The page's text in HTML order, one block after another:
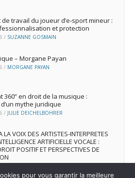
travail du joueur d’e‑sport mineur :
et protection
/ SUZANNE GOSMAIN
– Morgane Payan
/ MORGANE PAYAN
360” en droit de la musique :
mythe juridique
/ JULIE DEICHELBOHRER
LA VOIX DES ARTISTES-INTERPRETES
ARTIFICIELLE VOCALE :
POSITIF ET PERSPECTIVES DE
pour vous garantir la meilleure